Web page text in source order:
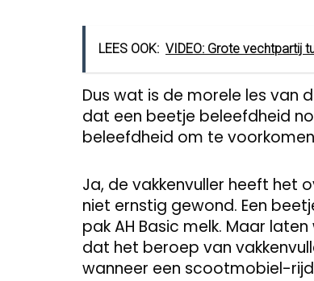
LEES OOK: VIDEO: Grote vechtpartij
Dus wat is de morele les van
dat een beetje beleefdheid
beleefdheid om te
Ja, de vakkenvuller heeft het
niet ernstig gewond. Een
pak AH Basic melk. Maar
dat het beroep van
wanneer een scootmobiel-